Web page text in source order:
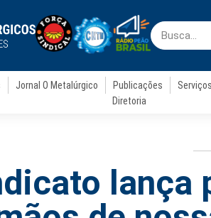
Jornal O Metalúrgico Publicações Serviços
Diretoria
lança